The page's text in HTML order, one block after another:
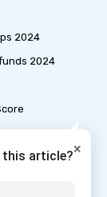
×
this article?
2024
2024
Status